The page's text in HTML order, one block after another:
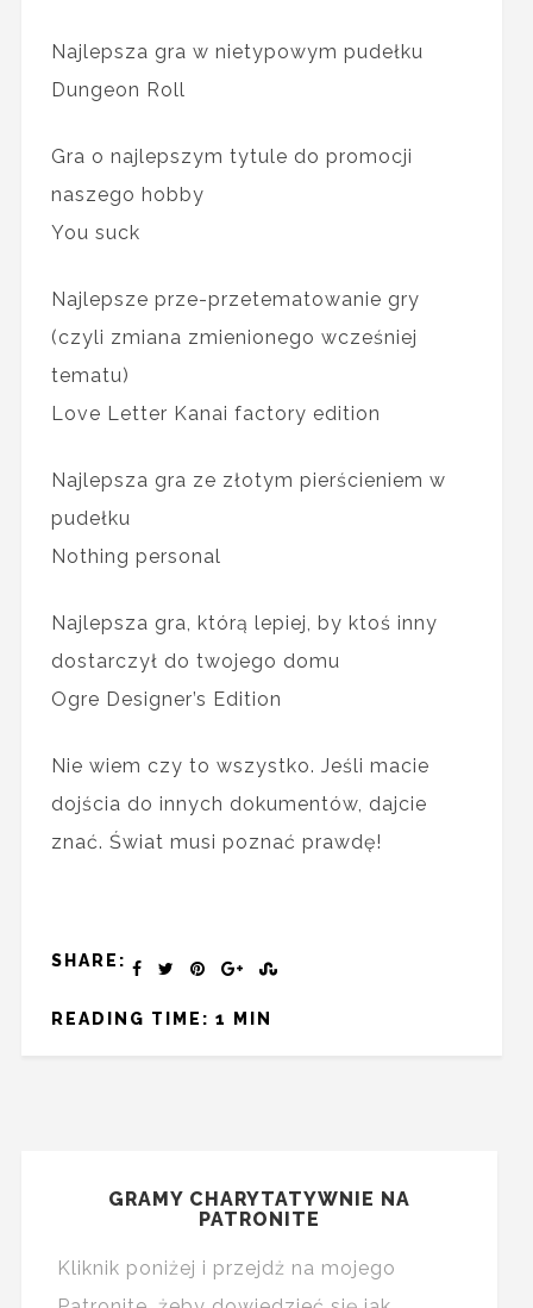
Najlepsza gra w nietypowym pudełku
Dungeon Roll
Gra o najlepszym tytule do promocji
naszego hobby
You suck
Najlepsze prze-przetematowanie gry
(czyli zmiana zmienionego wcześniej
tematu)
Love Letter Kanai factory edition
Najlepsza gra ze złotym pierścieniem w
pudełku
Nothing personal
Najlepsza gra, którą lepiej, by ktoś inny
dostarczył do twojego domu
Ogre Designer’s Edition
Nie wiem czy to wszystko. Jeśli macie
dojścia do innych dokumentów, dajcie
znać. Świat musi poznać prawdę!
SHARE:
READING TIME: 1 MIN
GRAMY CHARYTATYWNIE NA
PATRONITE
Kliknik poniżej i przejdż na mojego